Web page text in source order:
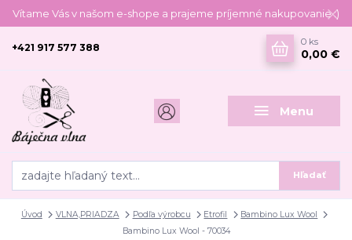
Vítame Vás v našom e-shope a prajeme príjemné nakupovanie :)
Menu
Hľadať
+421 917 577 388
0 ks
0,00 €
Úvod VLNA,PRIADZA Podľa výrobcu Etrofil
Bambino Lux Wool
Bambino Lux Wool - 70034